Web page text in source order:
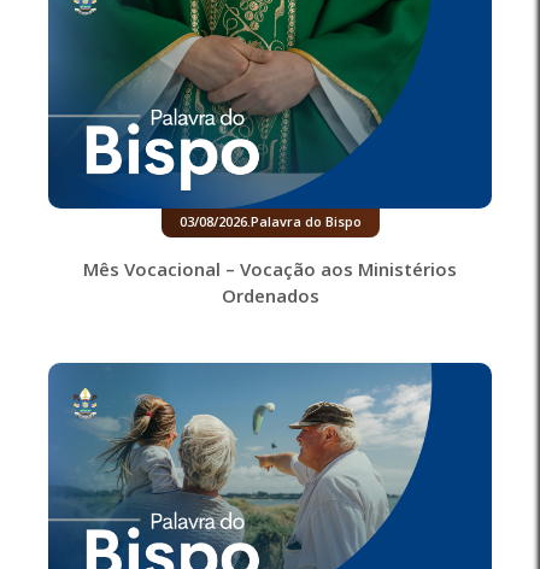
03/08/2026.Palavra do Bispo
Mês Vocacional – Vocação aos Ministérios
Ordenados